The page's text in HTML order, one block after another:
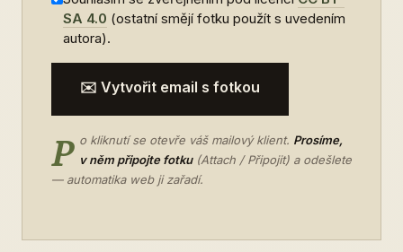
SA 4.0 (ostatní smějí fotku použít s uvedením
autora).
✉️ Vytvořit email s fotkou
P o kliknutí se otevře váš mailový klient. Prosíme,
v něm připojte fotku(Attach / Připojit) a odešlete
— automatika web ji zařadí.